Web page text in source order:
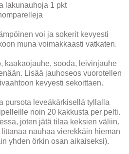
lakunauhoja 1 pkt
voi ja sokerit kevyesti
muna voimakkaasti vatkaten.
kaakaojauhe, sooda, leivinjauhe
Lisää jauhoseos vuorotellen
kevyesti sekoittaen.
pursota leveäkärkisellä tyllalla
noin 20 kakkusta per pelti.
joten jätä tilaa keksien väliin.
nauhaa vierekkäin hieman
yhden örkin osan aikaiseksi).